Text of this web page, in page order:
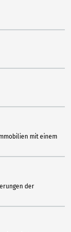
mit einem
der